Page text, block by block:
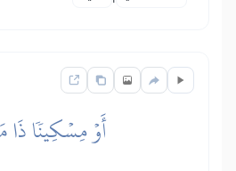
أَوۡ مِسۡكِينٗا ذَا